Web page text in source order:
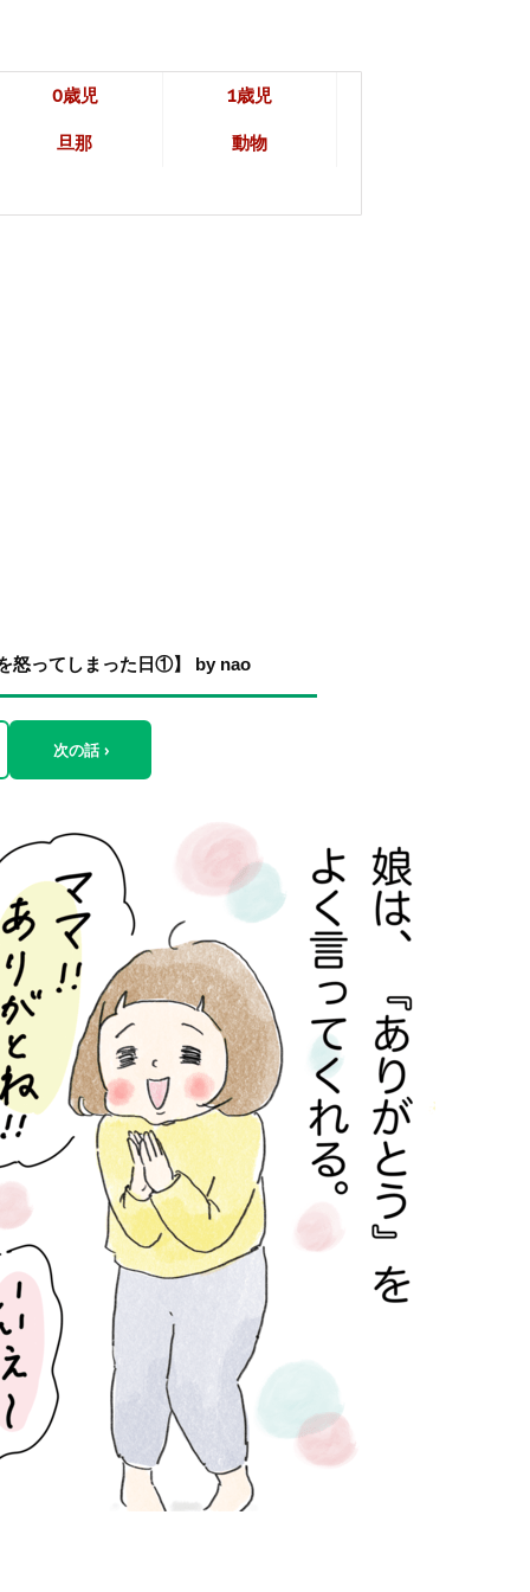
0歳児 1歳児
旦那 動物
怒ってしまった日①】 by nao
次の話 ›